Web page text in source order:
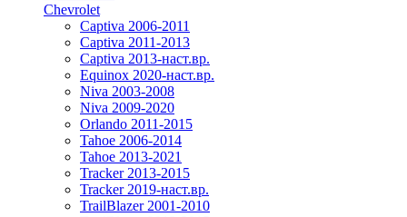
Chevrolet
Captiva 2006-2011
Captiva 2011-2013
Captiva 2013-наст.вр.
Equinox 2020-наст.вр.
Niva 2003-2008
Niva 2009-2020
Orlando 2011-2015
Tahoe 2006-2014
Tahoe 2013-2021
Tracker 2013-2015
Tracker 2019-наст.вр.
TrailBlazer 2001-2010